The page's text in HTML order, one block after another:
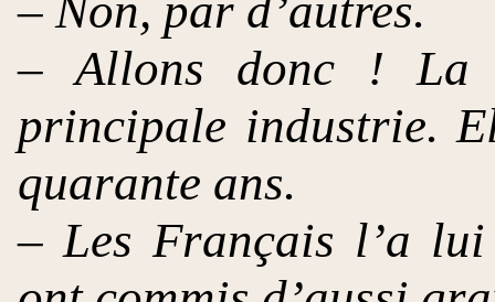
– Allons donc ! La
principale industrie.
quarante ans.
– Les Français l’a